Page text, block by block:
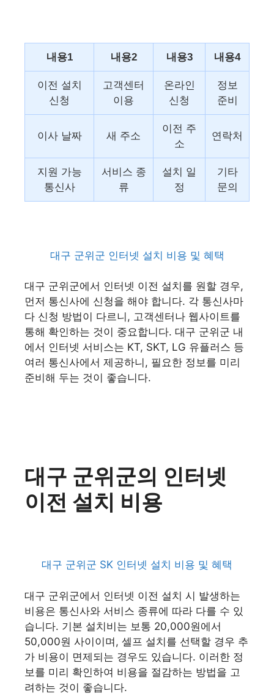
내용1 내용2 내용3 내용4
이전 설치
신청
고객센터
이용
온라인
신청
정보
준비
이사 날짜 새 주소
이전 주
소
연락처
지원 가능
통신사
서비스 종
류
설치 일
정
기타
문의
대구 군위군 인터넷 설치 비용 및 혜택
대구 군위군에서 인터넷 이전 설치를 원할 경우,
먼저 통신사에 신청을 해야 합니다. 각 통신사마
다 신청 방법이 다르니, 고객센터나 웹사이트를
통해 확인하는 것이 중요합니다. 대구 군위군 내
에서 인터넷 서비스는 KT, SKT, LG 유플러스 등
여러 통신사에서 제공하니, 필요한 정보를 미리
준비해 두는 것이 좋습니다.
대구 군위군의 인터넷
이전 설치 비용
대구 군위군 SK 인터넷 설치 비용 및 혜택
대구 군위군에서 인터넷 이전 설치 시 발생하는
비용은 통신사와 서비스 종류에 따라 다를 수 있
습니다. 기본 설치비는 보통 20,000원에서
50,000원 사이이며, 셀프 설치를 선택할 경우 추
가 비용이 면제되는 경우도 있습니다. 이러한 정
보를 미리 확인하여 비용을 절감하는 방법을 고
려하는 것이 좋습니다.